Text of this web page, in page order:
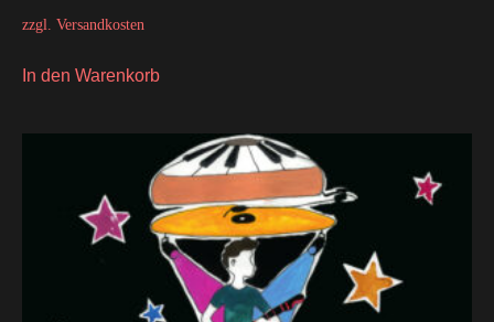
zzgl. Versandkosten
In den Warenkorb